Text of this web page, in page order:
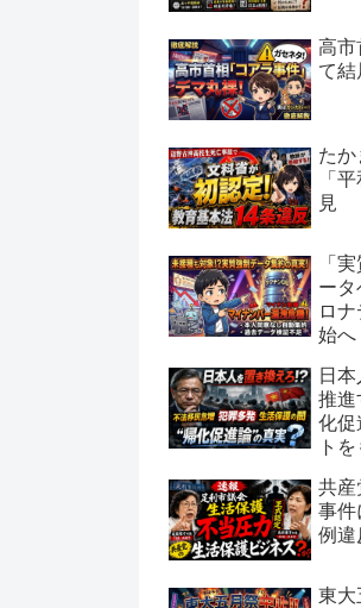
高市
て結
た
「
見
「
ータ
ロ
始へ
日
推進
化促
ト
共産
事件
例違
東大